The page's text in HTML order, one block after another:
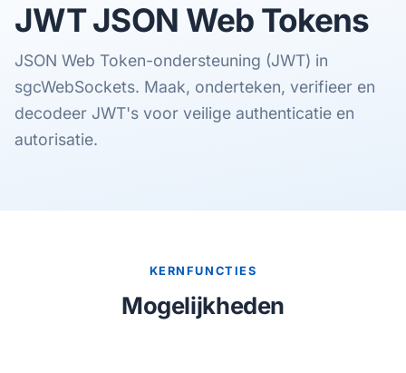
JWTJSON Web Tokens
JSON Web Token-ondersteuning (JWT) in
sgcWebSockets. Maak, onderteken, verifieer en
decodeer JWT's voor veilige authenticatie en
autorisatie.
KERNFUNCTIES
Mogelijkheden